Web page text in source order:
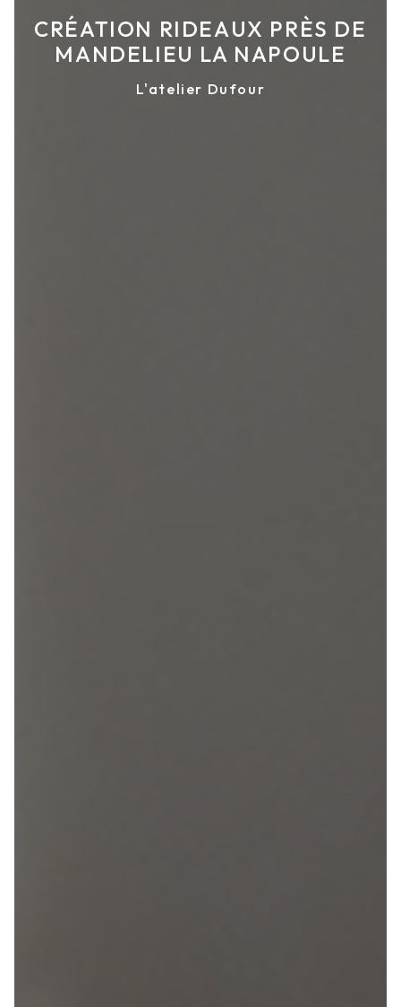
CRÉATION RIDEAUX PRÈS DE
MANDELIEU LA NAPOULE
L'atelier Dufour